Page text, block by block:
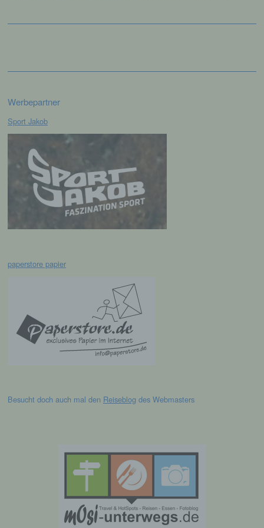
Werbepartner
Sport Jakob
paperstore papier
Besucht doch auch mal den Reiseblog des Webmasters
automatisierter Verfahren ausgeführte
Daten wie das Erheben, das Erfassen, die
Organisation, das Ordnen, die Speicherung,
die Anpassung oder Veränderung, das
Auslesen, das Abfragen, die Verwendung,
die Offenlegung durch Übermittlung,
Verbreitung oder eine andere Form der
Bereitstellung, den Abgleich oder die
Verknüpfung, die Einschränkung, das
d) Einschränkung der Verarbeitung
Einschränkung der Verarbeitung ist die
Markierung gespeicherter
personenbezogener Daten mit dem Ziel, ihre
künftige Verarbeitung einzuschränken.
e) Profiling
Verarbeitung personenbezogener Daten, die
darin besteht, dass diese
bezüglich Arbeitsleistung, wirtschaftlicher
Lage, Gesundheit, persönlicher Vorlieben,
Interessen, Zuverlässigkeit, Verhalten,
Aufenthaltsort oder Ortswechsel dieser
natürlichen Person zu analysieren oder
vorherzusagen.